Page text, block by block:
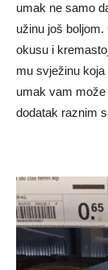
umak ne samo
užinu još
okusu i
mu svježinu
umak vam
dodatak raznim